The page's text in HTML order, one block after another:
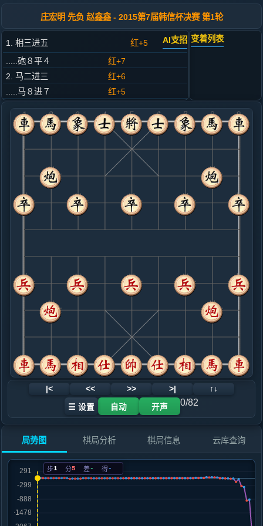
庄宏明 先负 赵鑫鑫 - 2015第7届韩信杯决赛 第1轮
1. 相三进五 红+5 AI支招
.....砲８平４
红+7
2. 马二进三
红+6
.....马８进７
红+5
3. 车一平二
红+6
.....车９平８
红+5
4. 炮二进四
红+6
.....卒７进１
红+6
5. 兵七进一
红+4
.....马２进１
6. 马八进七
红+12
.....砲２平３
红+6
7. 车九平八
黑+24
马七进八
8. 炮八进四
黑+14
.....砲４进５
黑+12
9. 马三退五
黑+15
.....砲３平５
10. 马七进六
红+1
.....砲５进４
红+4
黑+1
.....砲５平９
黑+1
12. 兵三进一
黑+2
红+0
红+0
.....车２进３
红+0
14. 马六进五
黑+1
车一进一
.....马７进５
红+0
15. 车一平五
黑+1
.....砲４退６
16. 车五进三
.....砲４平５
变着列表
|< << >> >| ↑↓
☰ 设置 自动 开声 0/82
局势图 棋局分析 棋局信息 云库查询
步1 分5 差- 得-